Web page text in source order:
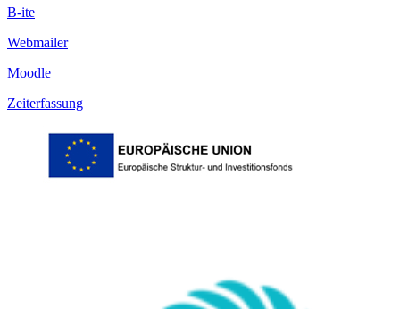
B-ite
Webmailer
Moodle
Zeiterfassung